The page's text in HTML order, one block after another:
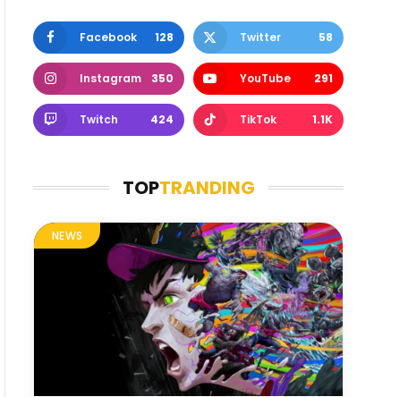
Facebook 128 Twitter 58
Instagram 350 YouTube 291
Twitch 424 TikTok 1.1K
TOPTRANDING
NEWS